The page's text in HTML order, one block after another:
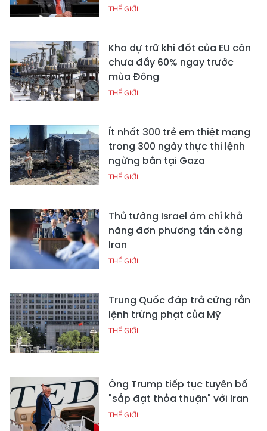
THẾ GIỚI
Kho dự trữ khí đốt của EU còn
chưa đầy 60% ngay trước
mùa Đông
THẾ GIỚI
Ít nhất 300 trẻ em thiệt mạng
trong 300 ngày thực thi lệnh
ngừng bắn tại Gaza
THẾ GIỚI
Thủ tướng Israel ám chỉ khả
năng đơn phương tấn công
Iran
THẾ GIỚI
Trung Quốc đáp trả cứng rắn
lệnh trừng phạt của Mỹ
THẾ GIỚI
Ông Trump tiếp tục tuyên bố
"sắp đạt thỏa thuận" với Iran
THẾ GIỚI